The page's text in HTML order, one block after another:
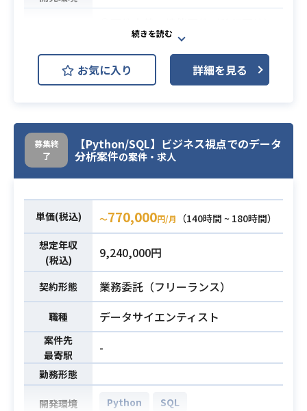
検討フェーズ
②基本設計～開発・オフショア受入
等
必須スキル
知識（証券系システム開発経験）、
設計、プログラミング経験
※主要基盤 ：Linux、ORACLE、、
お気に入り 詳細を見る
募集終
了
【Python/SQL】ビジネス視点でのデータ
分析案件の案件・求人
単価(税込) 〜770,000円/月
（140時間 ~ 180時間）
想定年収
(税込)
9,240,000円
契約形態 業務委託（フリーランス）
職種 データサイエンティスト
案件先
最寄駅
-
勤務形態
開発環境 Python SQL